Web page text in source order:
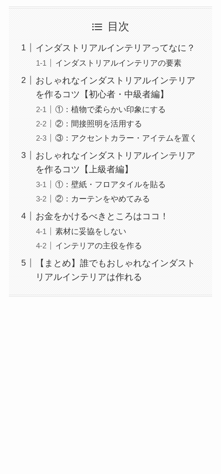
目次
インダストリアルインテリアってなに？
インダストリアルインテリアの要素
おしゃれなインダストリアルインテリア
を作るコツ【初心者・中級者編】
①：植物で柔らかい印象にする
②：間接照明を活用する
③：アクセントカラー・アイテムを置く
おしゃれなインダストリアルインテリア
を作るコツ【上級者編】
①：壁紙・フロアタイルを貼る
②：カーテンをやめてみる
お金をかけるべきところはココ！
素材に妥協をしない
インテリアの主役を作る
【まとめ】誰でもおしゃれなインダスト
リアルインテリアは作れる